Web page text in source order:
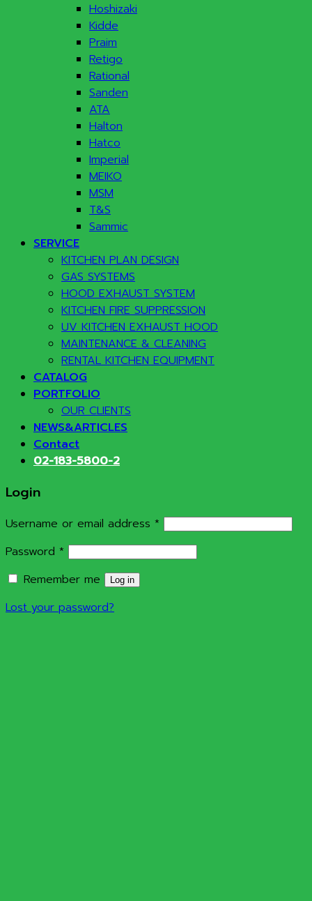
Hoshizaki
Kidde
Praim
Retigo
Rational
Sanden
ATA
Halton
Hatco
Imperial
MEIKO
MSM
T&S
Sammic
SERVICE
KITCHEN PLAN DESIGN
GAS SYSTEMS
HOOD EXHAUST SYSTEM
KITCHEN FIRE SUPPRESSION
UV KITCHEN EXHAUST HOOD
MAINTENANCE & CLEANING
RENTAL KITCHEN EQUIPMENT
CATALOG
PORTFOLIO
OUR CLIENTS
NEWS&ARTICLES
Contact
02-183-5800-2
Login
Username or email address * Required
Password * Required
Remember me
Log in
Lost your password?